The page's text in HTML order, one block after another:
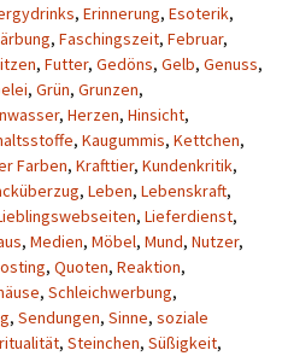
, Erinnerung, Esoterik,
, Faschingszeit, Februar,
, Futter, Gedöns, Gelb, Genuss,
, Grün, Grunzen,
, Herzen, Hinsicht,
, Kaugummis, Kettchen,
Farben, Krafttier, Kundenkritik,
, Leben, Lebenskraft,
, Lieferdienst,
, Medien, Möbel, Mund, Nutzer,
, Quoten, Reaktion,
, Schleichwerbung,
, Sendungen, Sinne, soziale
, Steinchen, Süßigkeit,